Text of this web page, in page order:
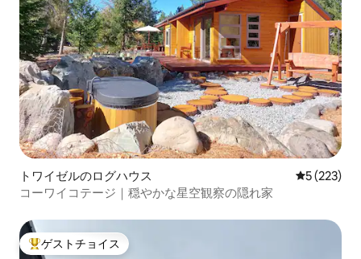
トワイゼルのログハウス レビュー
5 (223)
コーワイコテージ｜穏やかな星空観察の隠れ家
大好評のゲストチョイスです。
ゲストチョイス